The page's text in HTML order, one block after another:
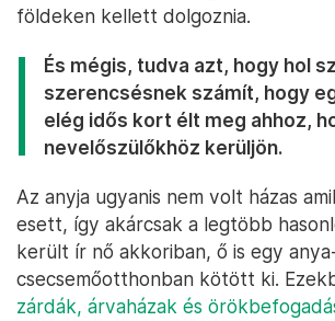
földeken kellett dolgoznia.
És mégis, tudva azt, hogy hol
szerencsésnek számít, hogy
elég idős kort élt meg ahhoz,
nevelőszülőkhöz kerüljön.
Az anyja ugyanis nem volt házas
esett, így akárcsak a legtöbb
került ír nő akkoriban, ő is egy
csecsemőotthonban kötött ki.
zárdák, árvaházak és